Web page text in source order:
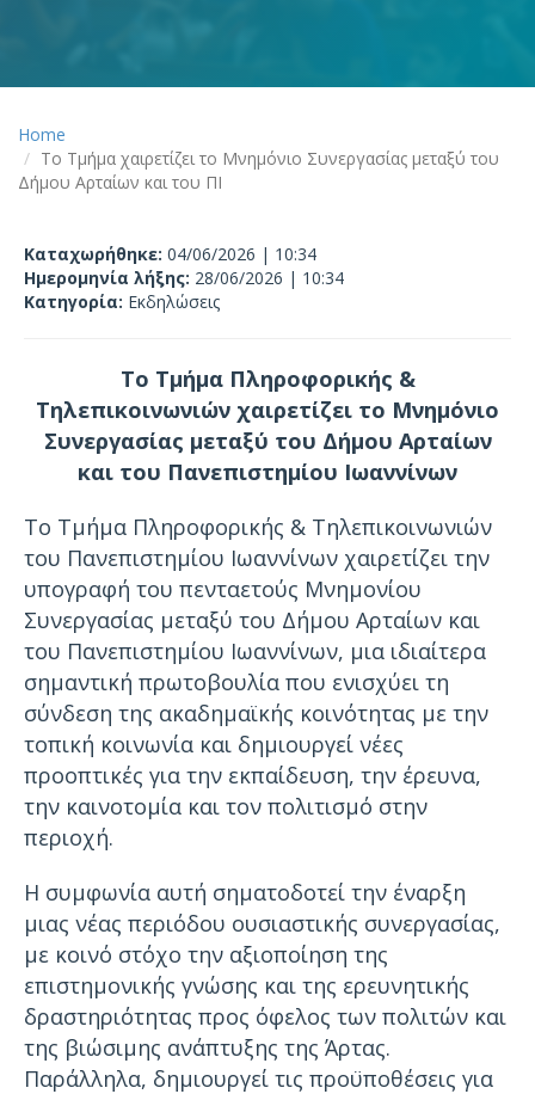
Home
Το Τμήμα χαιρετίζει το Μνημόνιο Συνεργασίας μεταξύ του
Δήμου Αρταίων και του ΠΙ
Καταχωρήθηκε: 04/06/2026 | 10:34
Ημερομηνία λήξης: 28/06/2026 | 10:34
Κατηγορία: Εκδηλώσεις
Το Τμήμα Πληροφορικής &
Τηλεπικοινωνιών χαιρετίζει το Μνημόνιο
Συνεργασίας μεταξύ του Δήμου Αρταίων
και του Πανεπιστημίου Ιωαννίνων
Το Τμήμα Πληροφορικής & Τηλεπικοινωνιών
του Πανεπιστημίου Ιωαννίνων χαιρετίζει την
υπογραφή του πενταετούς Μνημονίου
Συνεργασίας μεταξύ του Δήμου Αρταίων και
του Πανεπιστημίου Ιωαννίνων, μια ιδιαίτερα
σημαντική πρωτοβουλία που ενισχύει τη
σύνδεση της ακαδημαϊκής κοινότητας με την
τοπική κοινωνία και δημιουργεί νέες
προοπτικές για την εκπαίδευση, την έρευνα,
την καινοτομία και τον πολιτισμό στην
περιοχή.
Η συμφωνία αυτή σηματοδοτεί την έναρξη
μιας νέας περιόδου ουσιαστικής συνεργασίας,
με κοινό στόχο την αξιοποίηση της
επιστημονικής γνώσης και της ερευνητικής
δραστηριότητας προς όφελος των πολιτών και
της βιώσιμης ανάπτυξης της Άρτας.
Παράλληλα, δημιουργεί τις προϋποθέσεις για